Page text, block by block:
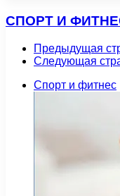
СПОРТ И
Предыдущая
Следующая
Спорт и фитнес